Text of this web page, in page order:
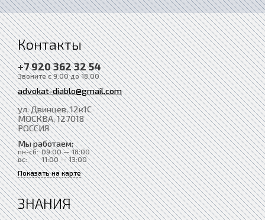
Контакты
+7 920 362 32 54
Звоните с 9:00 до 18:00
advokat-diablo@gmail.com
ул. Двинцев, 12к1С
МОСКВА, 127018
РОССИЯ
Мы работаем:
пн-сб: 09:00 — 18:00
вс:
11:00 — 13:00
Показать на карте
ЗНАНИЯ